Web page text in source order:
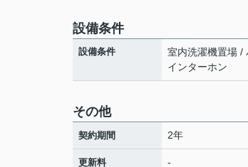
設備条件
設備条件
室内洗濯機置場 /
インターホン
その他
契約期間 2年
更新料 -